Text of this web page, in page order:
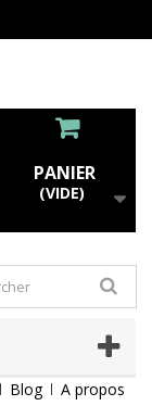
PANIER
(VIDE)
Blog A propos